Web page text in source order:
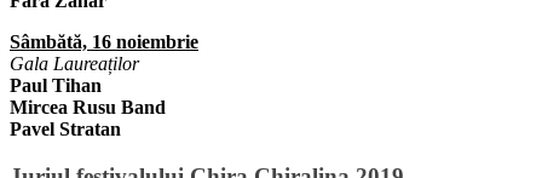
Sâmbătă, 16 noiembrie
Gala Laureaților
Paul Tihan
Mircea Rusu Band
Pavel Stratan